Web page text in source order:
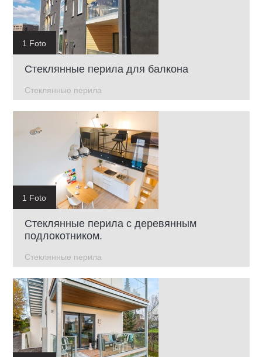
1 Foto
Стеклянные перила для балкона
Стеклянные перила
1 Foto
Стеклянные перила с деревянным
подлокотником.
Стеклянные перила